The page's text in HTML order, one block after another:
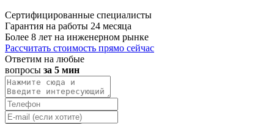
Сертифицированные специалисты
Гарантия на работы 24 месяца
Более 8 лет на инженерном рынке
Рассчитать стоимость прямо сейчас
Ответим на любые
вопросы за 5 мин